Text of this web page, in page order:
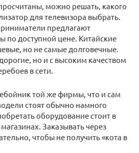
можно решать, какого
для телевизора выбрать.
предлагают
по доступной цене. Китайские
но не самые долговечные.
но и с высоким качеством
в сети.
той же фирмы, что и сам
стоят обычно намного
оборудование стоит в
Заказывать через
чтобы не получить «кота в